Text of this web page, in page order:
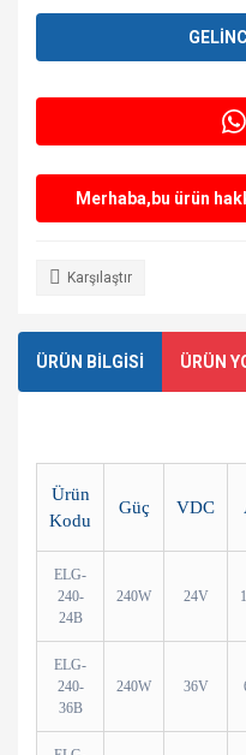
Merhaba,bu ürün
Karşılaştır
ÜRÜN BİLGİSİ ÜRÜN
Ürün
Kodu
Güç VDC
ELG-
240-
24B
240W 24V
ELG-
240-
36B
240W 36V